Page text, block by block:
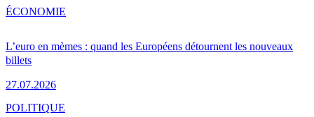
L’euro en mèmes : quand les Européens détournent les nouveaux
billets
27.07.2026
ÉCONOMIE
POLITIQUE